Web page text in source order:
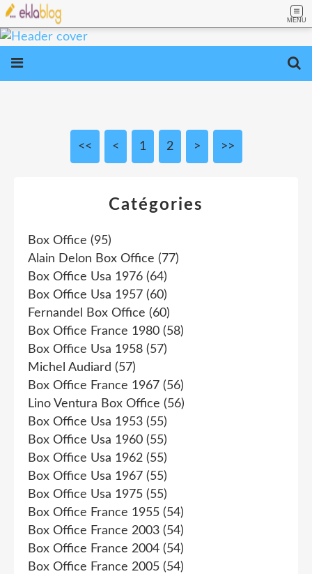
MENU
<< < 1 2 > >>
Catégories
Box Office (95)
Alain Delon Box Office (77)
Box Office Usa 1976 (64)
Box Office Usa 1957 (60)
Fernandel Box Office (60)
Box Office France 1980 (58)
Box Office Usa 1958 (57)
Michel Audiard (57)
Box Office France 1967 (56)
Lino Ventura Box Office (56)
Box Office Usa 1953 (55)
Box Office Usa 1960 (55)
Box Office Usa 1962 (55)
Box Office Usa 1967 (55)
Box Office Usa 1975 (55)
Box Office France 1955 (54)
Box Office France 2003 (54)
Box Office France 2004 (54)
Box Office France 2005 (54)